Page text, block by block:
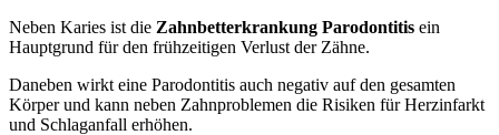
Neben Karies ist die Zahnbetterkrankung Parodontitis ein
Hauptgrund für den frühzeitigen Verlust der Zähne.
Daneben wirkt eine Parodontitis auch negativ auf den gesamten
Körper und kann neben Zahnproblemen die Risiken für Herzinfarkt
und Schlaganfall erhöhen.